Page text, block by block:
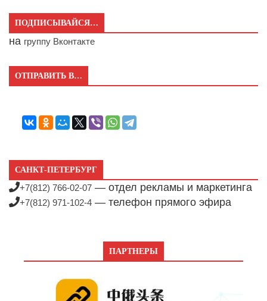
ПОДПИСЫВАЙСЯ…
на группу Вконтакте
ОТПРАВИТЬ В…
САНКТ-ПЕТЕРБУРГ
+7(812) 766-02-07 — отдел рекламы и маркетинга
+7(812) 971-102-4 — телефон прямого эфира
ПАРТНЕРЫ